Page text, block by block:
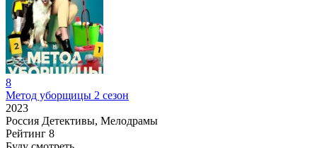
8
Метод уборщицы 2 сезон
2023
Россия Детективы, Мелодрамы
Рейтинг 8